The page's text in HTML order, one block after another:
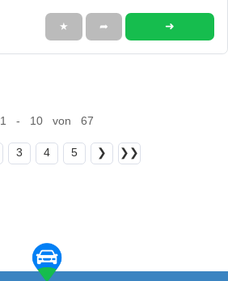
★ ➦ ➜
1 - 10 von 67
3 4 5 ❯ ❯❯